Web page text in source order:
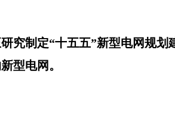
究制定“十五五”新型电网规划
型电网。